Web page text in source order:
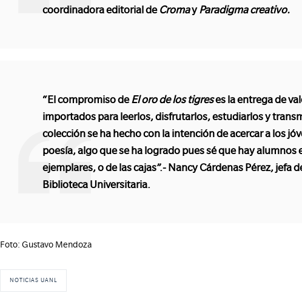
coordinadora editorial de CromayParadigma creativo.
“El compromiso deEl oro de los tigreses la entrega de
importados para leerlos, disfrutarlos, estudiarlos y
colección se ha hecho con la intención de acercar a los
poesía, algo que se ha logrado pues sé que hay alumnos
ejemplares, o de las cajas”.- Nancy Cárdenas Pérez, jefa
Biblioteca Universitaria.
Foto: Gustavo Mendoza
NOTICIAS UANL